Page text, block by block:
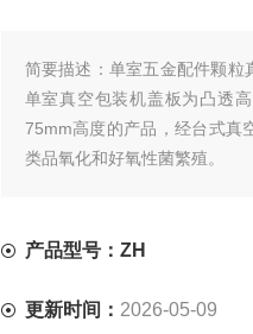
简要描述： 单室五金配件颗粒
单室真空包装机盖板为凸透
75mm高度的产品，经台式真
类品氧化和好氧性菌繁殖。
产品型号：ZH
更新时间： 2026-05-09